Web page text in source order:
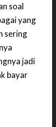
soal
yang
sering
jadi
bayar